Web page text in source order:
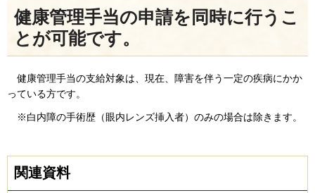
健康管理手当の申請を同時に行うこ
とが可能です。
健康管理手当の支給対象は、現在、障害を伴う一定の疾病にかか
っている方です。
※白内障の手術歴（眼内レンズ挿入者）のみの場合は除きます。
関連資料